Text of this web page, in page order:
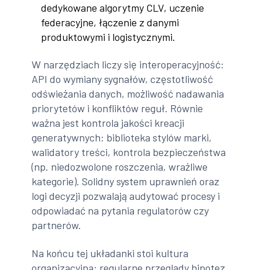
dedykowane algorytmy CLV, uczenie
federacyjne, łączenie z danymi
produktowymi i logistycznymi.
W narzędziach liczy się interoperacyjność:
API do wymiany sygnałów, częstotliwość
odświeżania danych, możliwość nadawania
priorytetów i konfliktów reguł. Równie
ważna jest kontrola jakości kreacji
generatywnych: biblioteka stylów marki,
walidatory treści, kontrola bezpieczeństwa
(np. niedozwolone roszczenia, wrażliwe
kategorie). Solidny system uprawnień oraz
logi decyzji pozwalają audytować procesy i
odpowiadać na pytania regulatorów czy
partnerów.
Na końcu tej układanki stoi kultura